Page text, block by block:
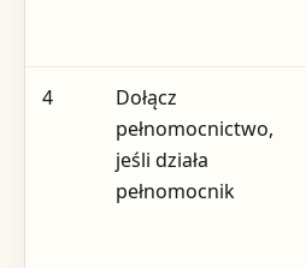
4
Dołącz
pełnomocnictwo,
jeśli działa
pełnomocnik